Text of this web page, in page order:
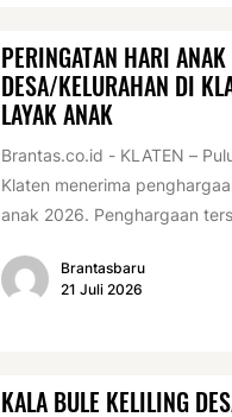
PERINGATAN HARI
DESA/KELURAHAN DI
LAYAK ANAK
Brantas.co.id - KLATEN –
Klaten menerima
anak 2026. Penghargaan
Brantasbaru
21 Juli 2026
KALA BULE KELILING